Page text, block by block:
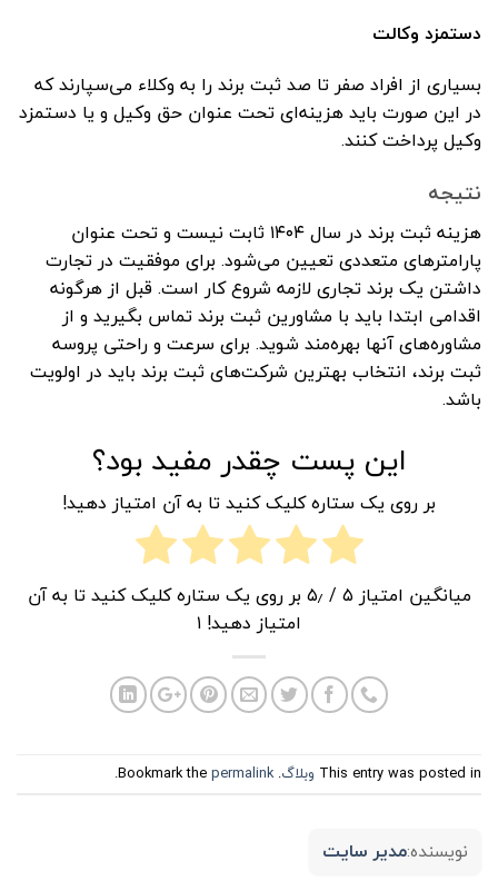
دستمزد وکالت
بسیاری از افراد صفر تا صد ثبت برند را به وکلاء می‌سپارند که
در این صورت باید هزینه‌ای تحت عنوان حق وکیل و یا دستمزد
وکیل پرداخت کنند.
نتیجه
هزینه ثبت برند در سال ۱۴۰۴ ثابت نیست و تحت عنوان
پارامترهای متعددی تعیین می‌شود. برای موفقیت در تجارت
داشتن یک برند تجاری لازمه شروع کار است. قبل از هرگونه
اقدامی ابتدا باید با مشاورین ثبت برند تماس بگیرید و از
مشاوره‌های آنها بهره‌مند شوید. برای سرعت و راحتی پروسه
ثبت برند، انتخاب بهترین شرکت‌های ثبت برند باید در اولویت
باشد.
این پست چقدر مفید بود؟
بر روی یک ستاره کلیک کنید تا به آن امتیاز دهید!
میانگین امتیاز ۵
/ ۵٫ بر روی یک ستاره کلیک کنید تا به آن
امتیاز دهید! ۱
This entry was posted in وبلاگ. Bookmark the
permalink
.
نویسنده:مدیر سایت